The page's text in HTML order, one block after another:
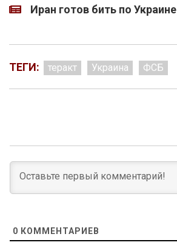
Иран готов бить по Украине
ТЕГИ: теракт Украина ФСБ
0 КОММЕНТАРИЕВ